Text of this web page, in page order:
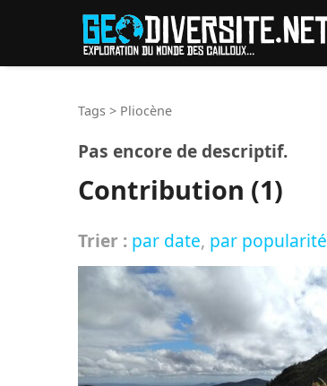
Tags > Pliocène
Pas encore de descriptif.
Contribution (1)
Trier : par date, par popularité